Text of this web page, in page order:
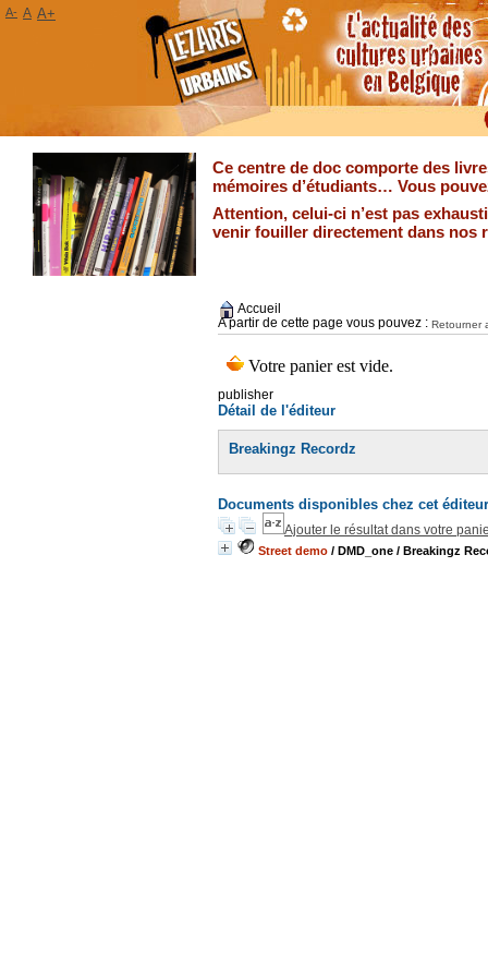
Ce centre de doc comporte des
mémoires d’étudiants… Vous
Attention, celui-ci n’est pas
venir fouiller directement dans nos
Accueil
A partir de cette page vous pouvez : Retourner
publisher
Détail de l'éditeur
Breakingz Recordz
Documents disponibles chez cet éditeur
Ajouter le résultat dans votre
Street demo / DMD_one / Breakingz
A- A A+